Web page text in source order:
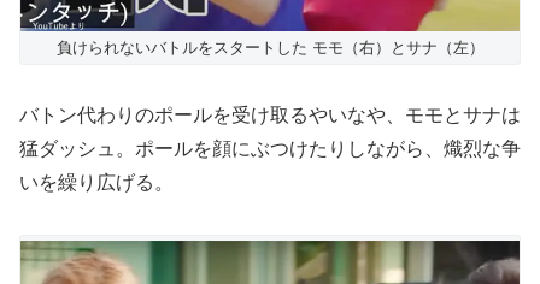
負けられないバトルをスタートした モモ（右）とサナ（左）
バトン代わりのポールを受け取るやいなや、モモとサナは
猛ダッシュ。ポールを顔にぶつけたりしながら、熾烈な争
いを繰り広げる。